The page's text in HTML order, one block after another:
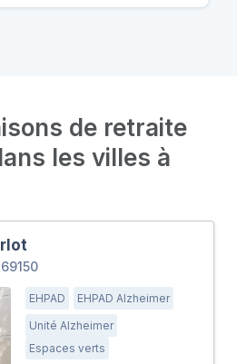
de retraite
les villes à
EHPAD
EHPAD Alzheimer
Unité Alzheimer
Espaces verts